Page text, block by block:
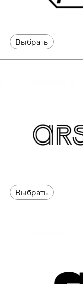
Выбрать
Выбрать